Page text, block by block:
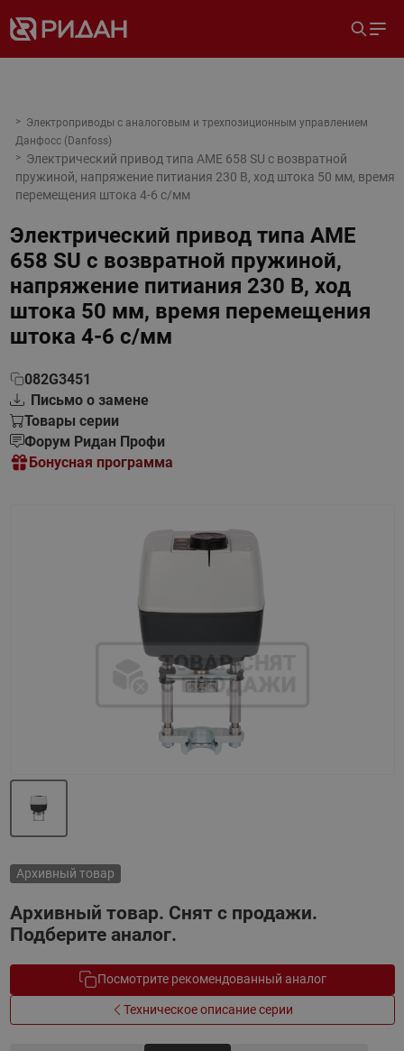
Электроприводы с аналоговым и трехпозиционным управлением
Данфосс (Danfoss)
Электрический привод типа AME 658 SU с возвратной
пружиной, напряжение питиания 230 В, ход штока 50 мм, время
перемещения штока 4-6 с/мм
Электрический привод типа AME
658 SU с возвратной пружиной,
напряжение питиания 230 В, ход
штока 50 мм, время перемещения
штока 4-6 с/мм
082G3451
Письмо о замене
Товары серии
Форум Ридан Профи
Бонусная программа
Архивный товар
Архивный товар. Снят с продажи.
Подберите аналог.
Посмотрите рекомендованный аналог
Техническое описание серии